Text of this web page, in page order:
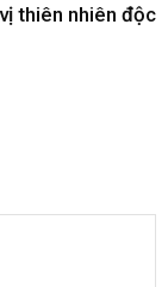
thiên nhiên độc